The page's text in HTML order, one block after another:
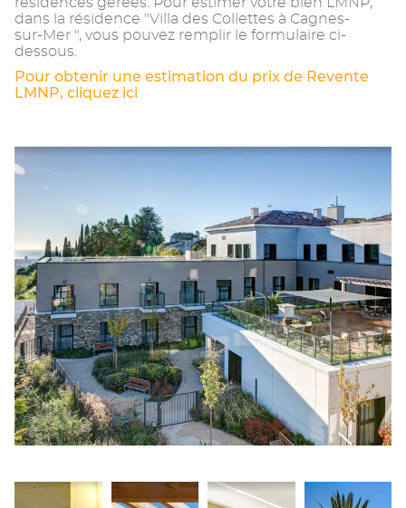
résidences gérées. Pour estimer votre bien LMNP,
dans la résidence "Villa des Collettes à Cagnes-
sur-Mer ", vous pouvez remplir le formulaire ci-
dessous.
Pour obtenir une estimation du prix de Revente
LMNP, cliquez ici